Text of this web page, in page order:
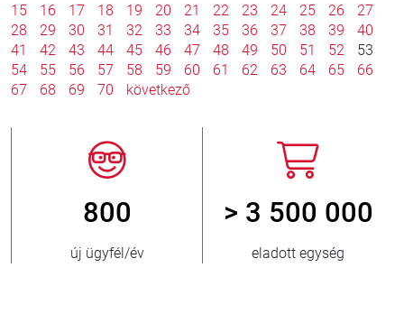
15
16 17 18 19 20 21 22 23 24 25 26
27
28
29 30 31 32 33 34 35 36 37 38 39
40
41
42 43 44 45 46 47 48 49 50 51 52
53
54
55 56 57 58 59 60 61 62 63 64 65
66
67
68 69 70 következő
800
új ügyfél/év
> 3 500 000
eladott egység